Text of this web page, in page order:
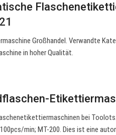
Großhandel. Verwandte
in hoher Qualität.
bei
min; MT-200. Dies ist eine